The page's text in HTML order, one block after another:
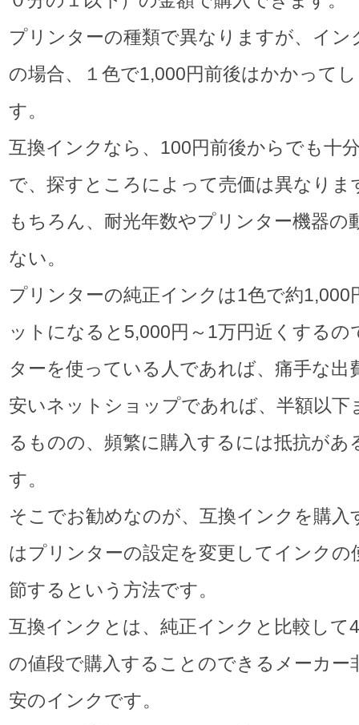
プリンターの種類で異なりますが、イン
の場合、１色で1,000円前後はかかって
す。
互換インクなら、100円前後からでも十
で、探すところによって売価は異なりま
もちろん、耐光年数やプリンター機器の
ない。
プリンターの純正インクは1色で約1,000
ットになると5,000円～1万円近くするの
ターを使っている人であれば、痛手な出
安いネットショップであれば、半額以下
るものの、頻繁に購入するには抵抗があ
す。
そこでお勧めなのが、互換インクを購入
はプリンターの設定を変更してインクの
節するという方法です。
互換インクとは、純正インクと比較して
の値段で購入することのできるメーカー
安のインクです。